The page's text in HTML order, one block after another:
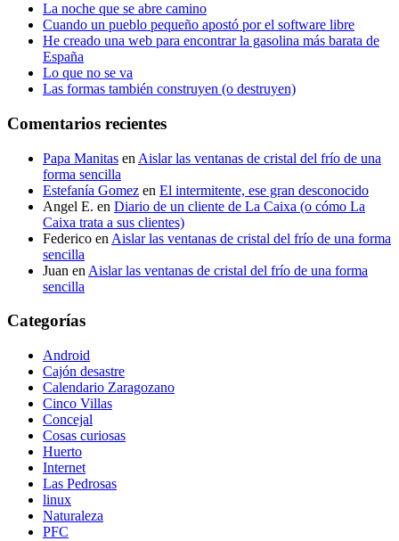
La noche que se abre camino
Cuando un pueblo pequeño apostó por el software libre
He creado una web para encontrar la gasolina más barata de
España
Lo que no se va
Las formas también construyen (o destruyen)
Comentarios recientes
Papa Manitas en Aislar las ventanas de cristal del frío de una
forma sencilla
Estefanía Gomez en El intermitente, ese gran desconocido
Angel E. en Diario de un cliente de La Caixa (o cómo La
Caixa trata a sus clientes)
Federico en Aislar las ventanas de cristal del frío de una forma
sencilla
Juan en Aislar las ventanas de cristal del frío de una forma
sencilla
Categorías
Android
Cajón desastre
Calendario Zaragozano
Cinco Villas
Concejal
Cosas curiosas
Huerto
Internet
Las Pedrosas
linux
Naturaleza
PFC